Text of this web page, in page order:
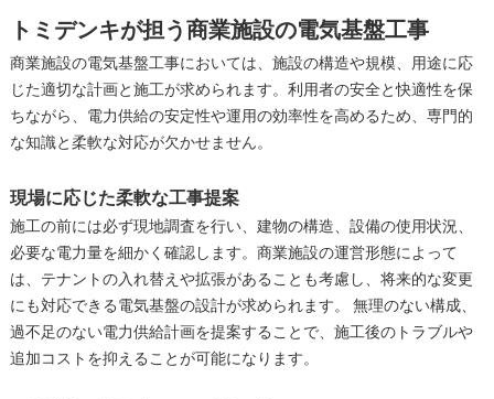
トミデンキが担う商業施設の電気基盤工事
商業施設の電気基盤工事においては、施設の構造や規模、用途に応
じた適切な計画と施工が求められます。利用者の安全と快適性を保
ちながら、電力供給の安定性や運用の効率性を高めるため、専門的
な知識と柔軟な対応が欠かせません。
現場に応じた柔軟な工事提案
施工の前には必ず現地調査を行い、建物の構造、設備の使用状況、
必要な電力量を細かく確認します。商業施設の運営形態によって
は、テナントの入れ替えや拡張があることも考慮し、将来的な変更
にも対応できる電気基盤の設計が求められます。 無理のない構成、
過不足のない電力供給計画を提案することで、施工後のトラブルや
追加コストを抑えることが可能になります。